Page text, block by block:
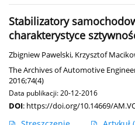
Stabilizatory
charakterystyce
Zbigniew Pawelski, Krzysztof
The Archives of Automotive
2016;74(4)
Data publikacji: 20-12-2016
DOI: https://doi.org/10.14669/